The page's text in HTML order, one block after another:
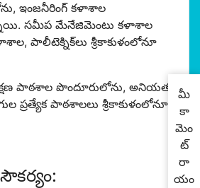
ఇంజనీరింగ్ కళాశాల
సమీప మేనేజిమెంటు కళాశాల
పాలీటెక్నిక్‌లు శ్రీకాకుళంలోనూ
పాఠశాల పొందూరులోను, అనియత
ప్రత్యేక పాఠశాల‌లు శ్రీకాకుళంలోనూ
మీ
కా
మెం
ట్
రా
యం